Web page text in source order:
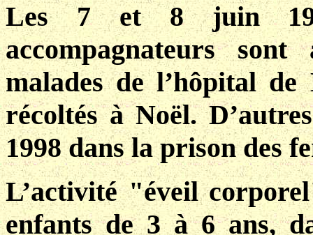
Les 7 et 8 juin
accompagnateurs
malades de l’hôpital
récoltés à Noël.
1998 dans la prison des
L’activité "éveil
enfants de 3 à 6 ans,